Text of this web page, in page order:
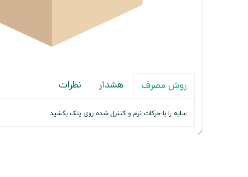
روش مصرف هشدار نظرات
سایه را با حرکات نرم و کنترل شده روی پلک بکشید